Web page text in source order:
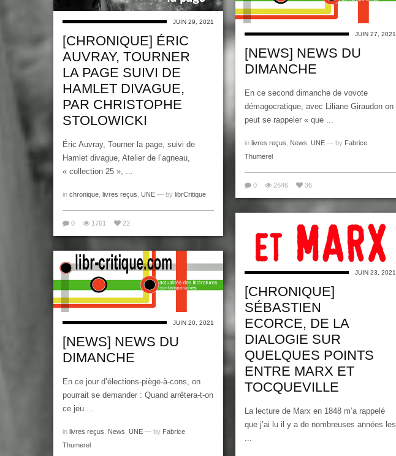
JUIN 29, 2021
[CHRONIQUE] ÉRIC
AUVRAY, TOURNER
LA PAGE SUIVI DE
HAMLET DIVAGUE,
PAR CHRISTOPHE
STOLOWICKI
Éric Auvray, Tourner la page, suivi de
Hamlet divague, Atelier de l’agneau,
« collection 25 », ...
in chronique livres reçus UNE — by librCritique
0 1761 22
JUIN 27, 2021
[NEWS] NEWS DU
DIMANCHE
En ce second dimanche de vovote
démagocratique, avec Liliane Giraudon on
peut se rappeler « que ...
in livres reçus News UNE — by Fabrice
Thumerel
0 2646 36
JUIN 23, 2021
[CHRONIQUE]
SÉBASTIEN
ECORCE, DE LA
DIALOGIE SUR
QUELQUES POINTS
ENTRE MARX ET
TOCQUEVILLE
La lecture de Marx en 1848 m’a rappelé
que j’ai lu il y a de nombreuses années les
...
JUIN 20, 2021
[NEWS] NEWS DU
DIMANCHE
En ce jour d’élections-piège-à-cons, on
pourrait se demander : Quand arrêtera-t-on
ce jeu ...
in livres reçus News UNE — by Fabrice
Thumerel